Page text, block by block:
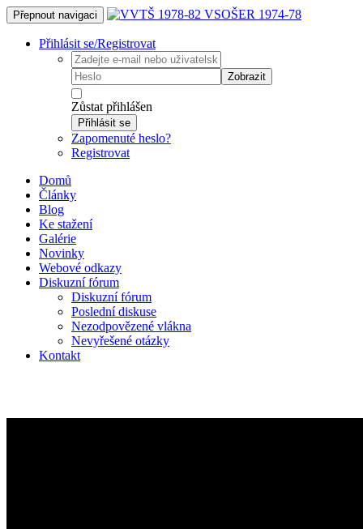
Přepnout navigaci
Přihlásit se/Registrovat
Zobrazit
Zůstat přihlášen
Přihlásit se
Zapomenuté heslo?
Registrovat
Domů
Články
Blog
Ke stažení
Galérie
Novinky
Webové odkazy
Diskuzní fórum
Diskuzní fórum
Poslední diskuse
Nezodpovězené vlákna
Nevyřešené otázky
Kontakt